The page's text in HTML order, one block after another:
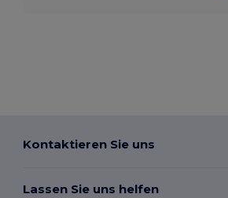
Kontaktieren Sie uns
Lassen Sie uns helfen